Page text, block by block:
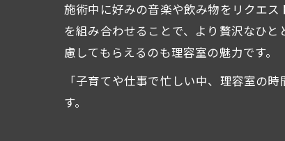
施術中に好みの音楽や飲み物をリクエ
を組み合わせることで、より贅沢なひ
慮してもらえるのも理容室の魅力です。
「子育てや仕事で忙しい中、理容室の
す。